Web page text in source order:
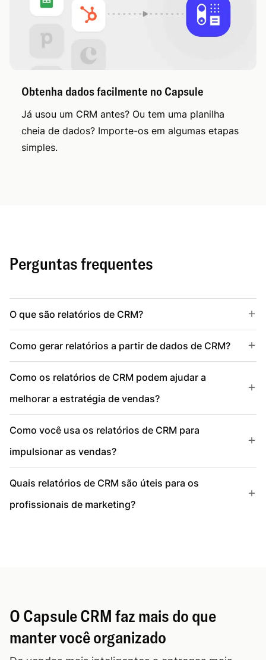
Obtenha dados facilmente no Capsule
Já usou um CRM antes? Ou tem uma planilha
cheia de dados? Importe-os em algumas etapas
simples.
Perguntas frequentes
O que são relatórios de CRM?
Como gerar relatórios a partir de dados de CRM?
Como os relatórios de CRM podem ajudar a
melhorar a estratégia de vendas?
Como você usa os relatórios de CRM para
impulsionar as vendas?
Quais relatórios de CRM são úteis para os
profissionais de marketing?
O Capsule CRM faz mais do que
manter você organizado